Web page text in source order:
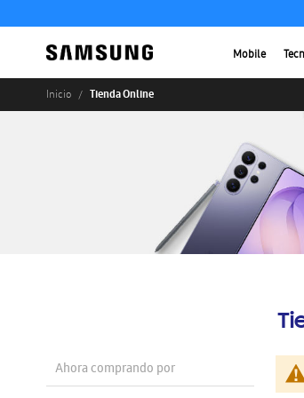
Mobile
Inicio Tienda Online
Ahora comprando por